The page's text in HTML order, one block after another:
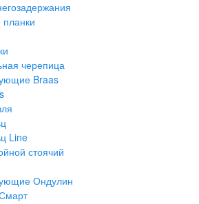
черепица
Braas
Line
стоячий
Ондулин